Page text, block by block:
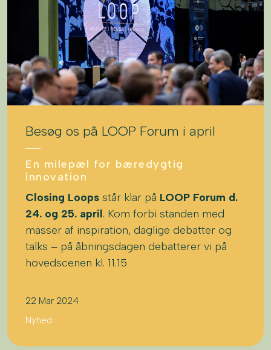
Besøg os på LOOP Forum i april
En milepæl for bæredygtig
innovation
Closing Loops står klar på LOOP Forum d.
24. og 25. april. Kom forbi standen med
masser af inspiration, daglige debatter og
talks – på åbningsdagen debatterer vi på
hovedscenen kl. 11.15
22 Mar 2024
Nyhed